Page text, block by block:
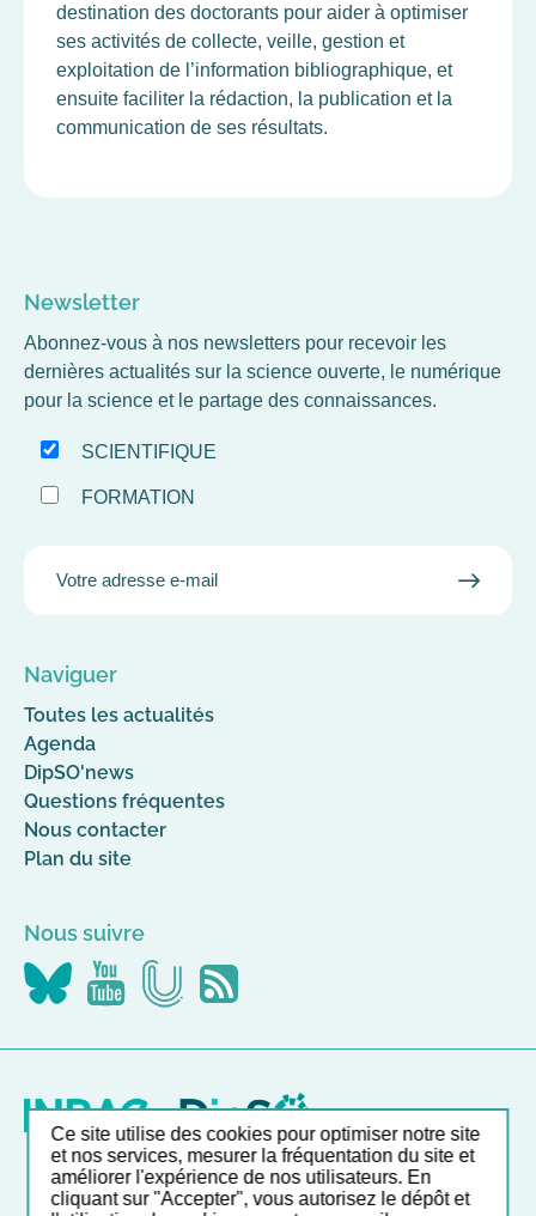
destination des doctorants pour aider à optimiser
ses activités de collecte, veille, gestion et
exploitation de l’information bibliographique, et
ensuite faciliter la rédaction, la publication et la
communication de ses résultats.
Newsletter
Abonnez-vous à nos newsletters pour recevoir les
dernières actualités sur la science ouverte, le numérique
pour la science et le partage des connaissances.
SCIENTIFIQUE
FORMATION
Naviguer
Toutes les actualités
Agenda
DipSO'news
Questions fréquentes
Nous contacter
Plan du site
Nous suivre
Nous
suivre
Nous
suivre
Nous
suivre
Flus
RSS
Nos autres sites
Ce site utilise des cookies pour optimiser notre site
et nos services, mesurer la fréquentation du site et
améliorer l'expérience de nos utilisateurs. En
cliquant sur "Accepter", vous autorisez le dépôt et